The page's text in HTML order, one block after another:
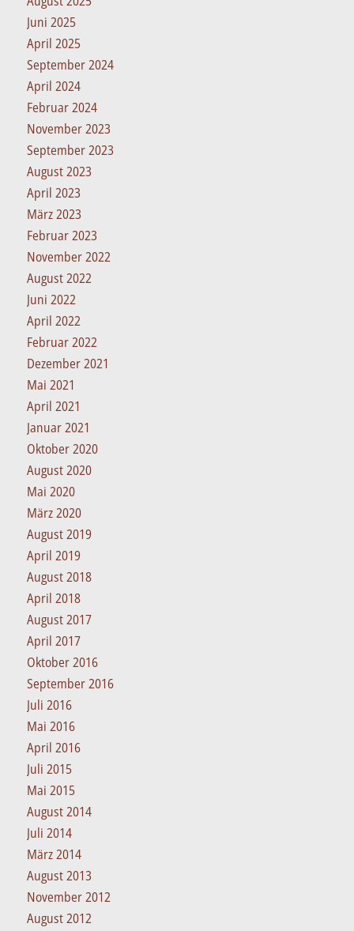
Juni 2025
April 2025
September 2024
April 2024
Februar 2024
November 2023
September 2023
August 2023
April 2023
März 2023
Februar 2023
November 2022
August 2022
Juni 2022
April 2022
Februar 2022
Dezember 2021
Mai 2021
April 2021
Januar 2021
Oktober 2020
August 2020
Mai 2020
März 2020
August 2019
April 2019
August 2018
April 2018
August 2017
April 2017
Oktober 2016
September 2016
Juli 2016
Mai 2016
April 2016
Juli 2015
Mai 2015
August 2014
Juli 2014
März 2014
August 2013
November 2012
August 2012